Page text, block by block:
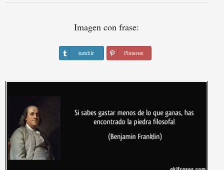
Imagen con frase:
tumblr Pinterest